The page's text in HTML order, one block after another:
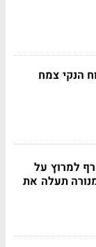
הנקי צמח
למרוץ על
תעלה את